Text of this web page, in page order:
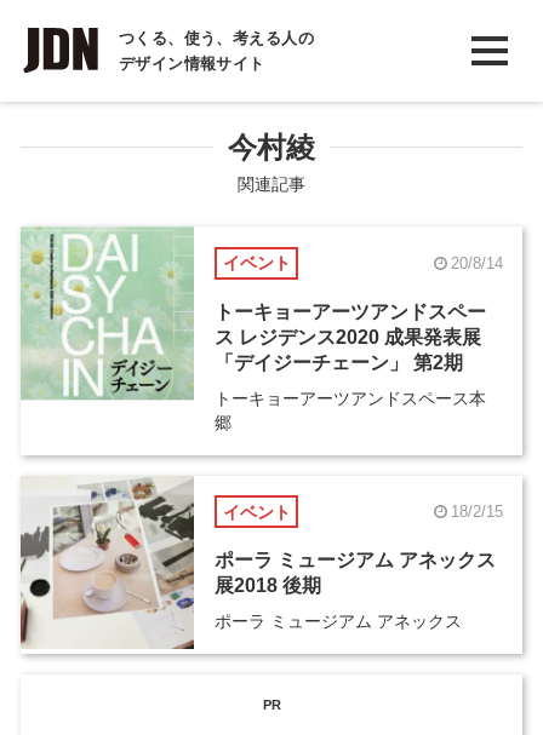
つくる、使う、考える人の
デザイン情報サイト
INTERVIEW
インタビュー
COLUMN
コラム
今村綾
関連記事
イベント 20/8/14
トーキョーアーツアンドスペー
ス レジデンス2020 成果発表展
「デイジーチェーン」 第2期
トーキョーアーツアンドスペース本
郷
イベント 18/2/15
ポーラ ミュージアム アネックス
展2018 後期
ポーラ ミュージアム アネックス
PR